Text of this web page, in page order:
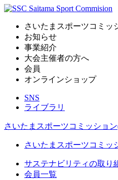
さいたまスポーツコミッ
お知らせ
事業紹介
大会主催者の方へ
会員
オンラインショップ
SNS
ライブラリ
さいたまスポーツコミッション
さいたまスポーツコミッ
サステナビリティの取り
会員一覧